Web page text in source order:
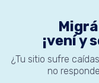
¡vení y
¿Tu sitio sufre
no